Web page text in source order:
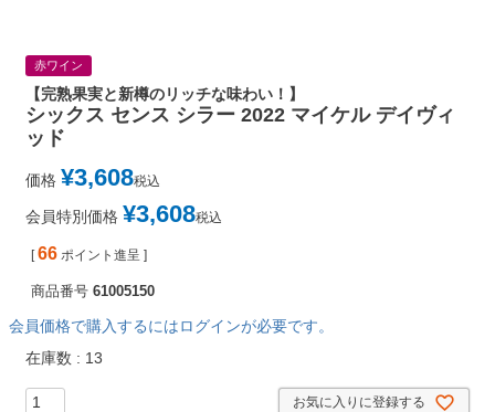
赤ワイン
【完熟果実と新樽のリッチな味わい！】
シックス センス シラー 2022 マイケル デイヴィ
ッド
価格 ¥3,608税込
会員特別価格 ¥3,608税込
[ 66 ポイント進呈 ]
商品番号 61005150
会員価格で購入するにはログインが必要です。
在庫数
13
お気に入りに登録する